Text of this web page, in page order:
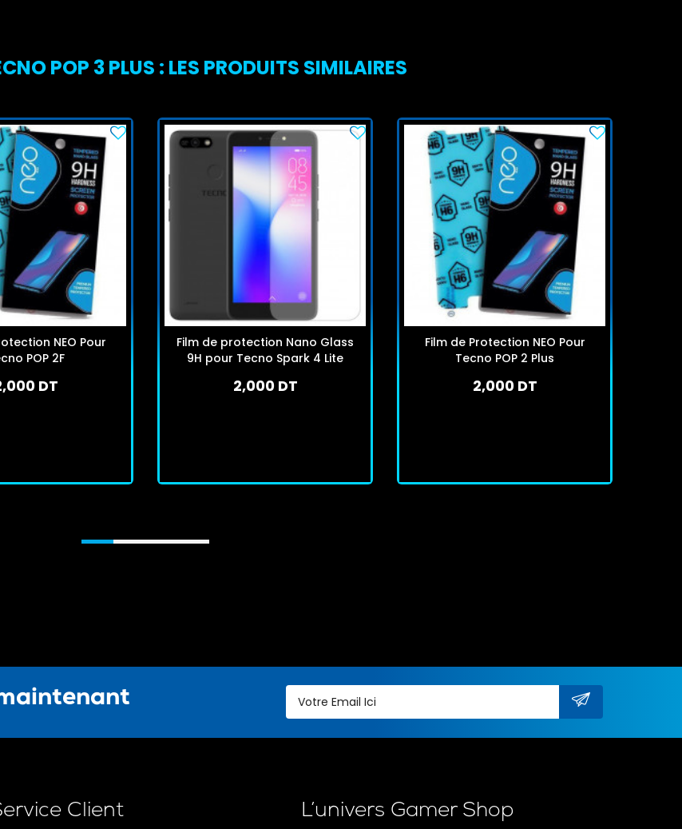
POP 3 PLUS : LES PRODUITS SIMILAIRES
NEO Pour
POP 2F
DT
Film de protection Nano Glass
9H pour Tecno Spark 4 Lite
2,000 DT
Film de Protection NEO Pour
Tecno POP 2 Plus
2,000 DT
Client L’univers Gamer Shop